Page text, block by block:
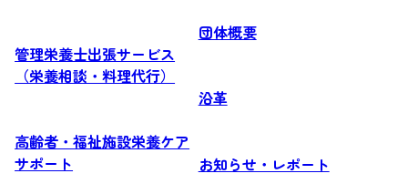
管理栄養士出張サービス
（栄養相談・料理代行）
高齢者・福祉施設栄養ケア
サポート
団体概要
沿革
お知らせ・レポート